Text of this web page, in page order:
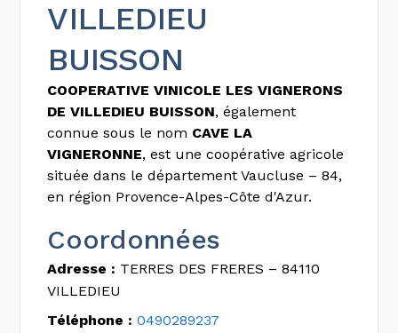
VILLEDIEU
BUISSON
COOPERATIVE VINICOLE LES VIGNERONS
DE VILLEDIEU BUISSON, également
connue sous le nom CAVE LA
VIGNERONNE, est une coopérative agricole
située dans le département Vaucluse – 84,
en région Provence-Alpes-Côte d'Azur.
Coordonnées
Adresse : TERRES DES FRERES – 84110
VILLEDIEU
Téléphone : 0490289237